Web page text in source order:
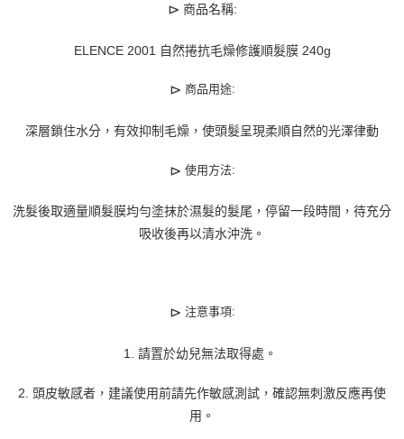
⊳ 商品名稱:
ELENCE 2001 自然捲抗毛燥修護順髮膜 240g
⊳ 商品用途:
深層鎖住水分，有效抑制毛燥，使頭髮呈現柔順自然的光澤律動
⊳ 使用方法:
洗髮後取適量順髮膜均勻塗抹於濕髮的髮尾，停留一段時間，待充分
吸收後再以清水沖洗。
⊳ 注意事項:
1. 請置於幼兒無法取得處。
2. 頭皮敏感者，建議使用前請先作敏感測試，確認無刺激反應再使
用。